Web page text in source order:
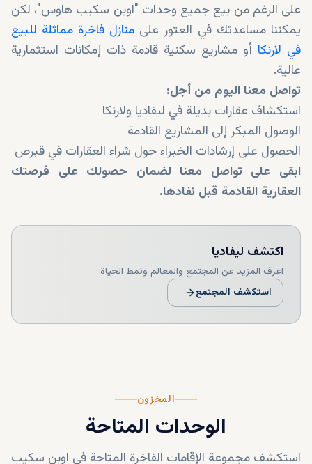
على الرغم من بيع جميع وحدات "اوبن سكيب هاوس"، لكن
يمكننا مساعدتك في العثور على منازل فاخرة مماثلة للبيع
في لارنكا أو مشاريع سكنية قادمة ذات إمكانات استثمارية
عالية.
تواصل معنا اليوم من أجل:
استكشاف عقارات بديلة في ليفاديا ولارنكا
الوصول المبكر إلى المشاريع القادمة
الحصول على إرشادات الخبراء حول شراء العقارات في قبرص
ابقى على تواصل معنا لضمان حصولك على فرصتك
العقارية القادمة قبل نفادها.
اكتشف ليفاديا
اعرف المزيد عن المجتمع والمعالم ونمط الحياة
استكشف المجتمع
المخزون
الوحدات المتاحة
استكشف مجموعة الإقامات الفاخرة المتاحة في اوبن سكيب